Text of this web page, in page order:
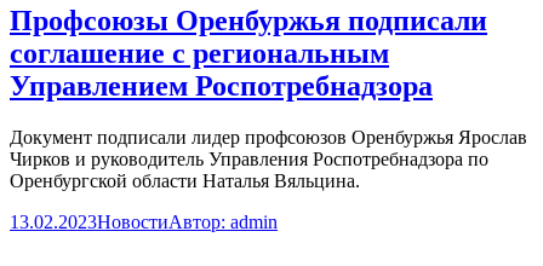
Профсоюзы Оренбуржья подписали
соглашение с региональным
Управлением Роспотребнадзора
Документ подписали лидер профсоюзов Оренбуржья Ярослав
Чирков и руководитель Управления Роспотребнадзора по
Оренбургской области Наталья Вяльцина.
13.02.2023НовостиАвтор: admin